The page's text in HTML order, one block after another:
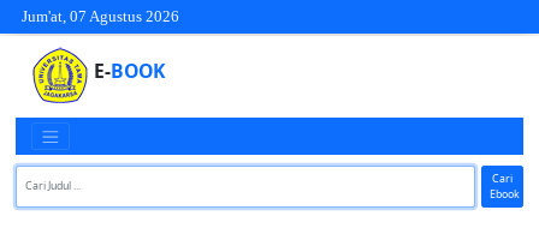
Jum'at, 07 Agustus 2026
E-BOOK
Cari
Ebook